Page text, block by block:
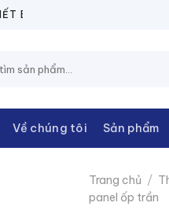
BỊ ĐIỆN THANH CHÂU
Về chúng tôi Sản phẩm
Trang chủ /
panel ốp trần